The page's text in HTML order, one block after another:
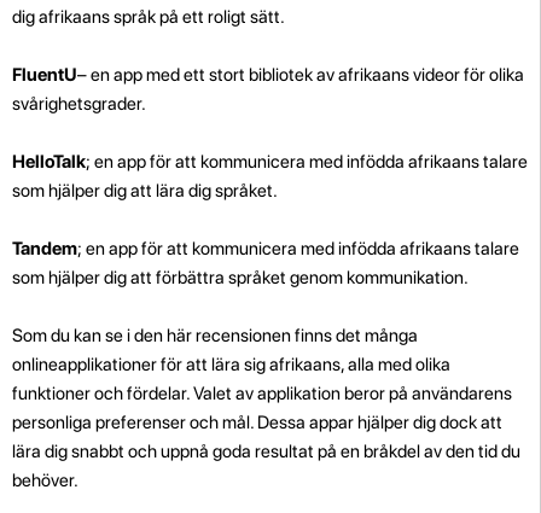
dig afrikaans språk på ett roligt sätt.
FluentU– en app med ett stort bibliotek av afrikaans videor för olika
svårighetsgrader.
HelloTalk; en app för att kommunicera med infödda afrikaans talare
som hjälper dig att lära dig språket.
Tandem; en app för att kommunicera med infödda afrikaans talare
som hjälper dig att förbättra språket genom kommunikation.
Som du kan se i den här recensionen finns det många
onlineapplikationer för att lära sig afrikaans, alla med olika
funktioner och fördelar. Valet av applikation beror på användarens
personliga preferenser och mål. Dessa appar hjälper dig dock att
lära dig snabbt och uppnå goda resultat på en bråkdel av den tid du
behöver.